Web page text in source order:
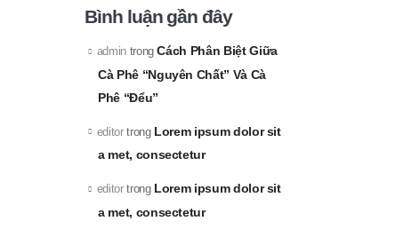
Bình luận gần đây
admintrongCách Phân Biệt Giữa
Cà Phê “Nguyên Chất” Và Cà
Phê “Đểu”
editortrong Lorem ipsum dolor sit
a met, consectetur
editortrong Lorem ipsum dolor sit
a met, consectetur